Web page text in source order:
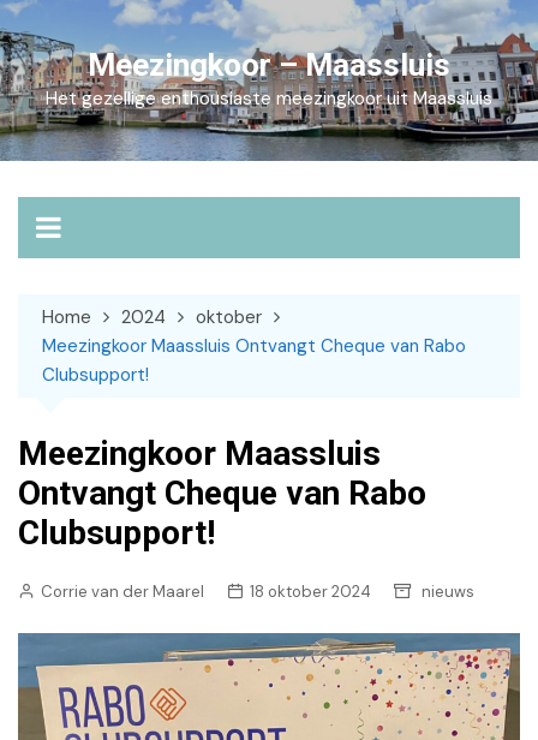
Skip
to
content
Meezingkoor – Maassluis
Het gezellige enthousiaste meezingkoor uit Maassluis
Home 2024
oktober
Meezingkoor Maassluis Ontvangt Cheque van Rabo
Clubsupport!
Meezingkoor Maassluis
Ontvangt Cheque van Rabo
Clubsupport!
Corrie van der Maarel 18 oktober 2024 nieuws